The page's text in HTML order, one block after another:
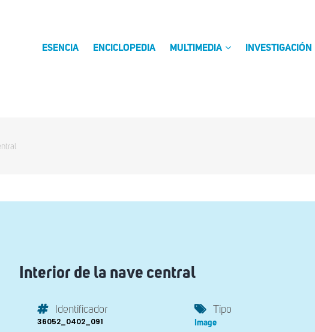
ESENCIA ENCICLOPEDIA MULTIMEDIA INVESTIGACIÓN
Interior de la nave central
Identificador
36052_0402_091
Tipo
Image